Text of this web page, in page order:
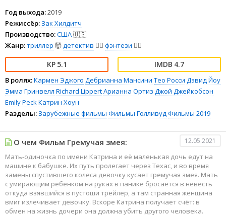
Год выхода:2019
Режиссёр: Зак Хилдитч
Производство:США🇺🇸
Жанр:триллер 🤯детектив 🕵️‍♂️ фэнтези 🧝‍♂️
5.1 4.7
В ролях:Кармен Эджого Дебрианна Мансини Тео Росси Дэвид Йоу
Эмма Гринвелл Richard LippertАрианна Ортиз Джой Джейкобсон
Emily PeckКатрин Хоун
Разделы: Зарубежные фильмы Фильмы ГолливудФильмы 2019
О чем Фильм Гремучая змея: 12.05.2021
Мать-одиночка по имени Катрина и её маленькая дочь едут на
машине к бабушке. Их путь пролегает через Техас, и во время
замены спустившего колеса девочку кусает гремучая змея. Мать
с умирающим ребёнком на руках в панике бросается в невесть
откуда взявшийся в пустоши трейлер, а там странная женщина
вмиг излечивает девочку. Вскоре Катрина получает счёт: в
обмен на жизнь дочери она должна убить другого человека.